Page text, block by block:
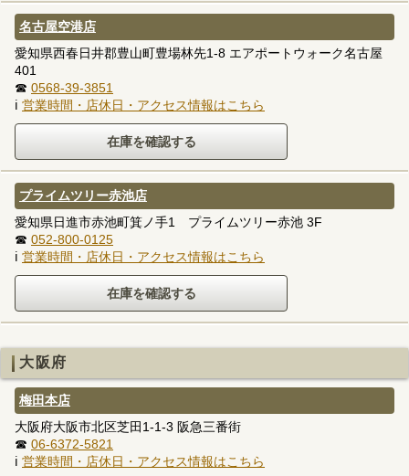
名古屋空港店
愛知県西春日井郡豊山町豊場林先1-8 エアポートウォーク名古屋
401
☎ 0568-39-3851
ℹ 営業時間・店休日・アクセス情報はこちら
プライムツリー赤池店
愛知県日進市赤池町箕ノ手1 プライムツリー赤池 3F
☎ 052-800-0125
ℹ 営業時間・店休日・アクセス情報はこちら
大阪府
梅田本店
大阪府大阪市北区芝田1-1-3 阪急三番街
☎ 06-6372-5821
ℹ 営業時間・店休日・アクセス情報はこちら